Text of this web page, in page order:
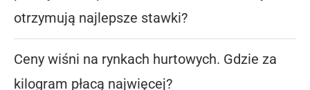
otrzymują najlepsze stawki?
Ceny wiśni na rynkach hurtowych. Gdzie za
kilogram płacą najwięcej?